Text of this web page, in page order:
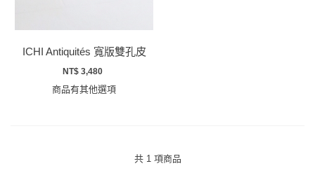
ICHI Antiquités 寬版雙孔皮
帶
NT$ 3,480
商品有其他選項
共 1 項商品